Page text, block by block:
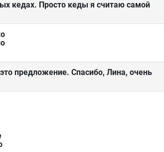
кедах. Просто кеды я считаю самой
предложение. Спасибо, Лина, очень